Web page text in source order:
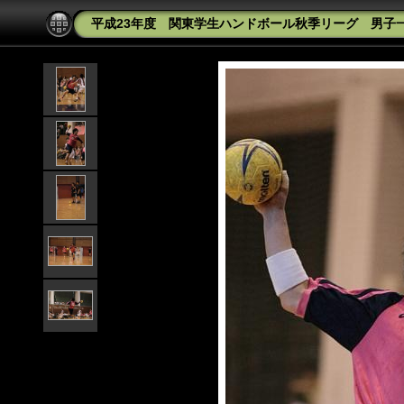
平成23年度 関東学生ハンドボール秋季リーグ 男